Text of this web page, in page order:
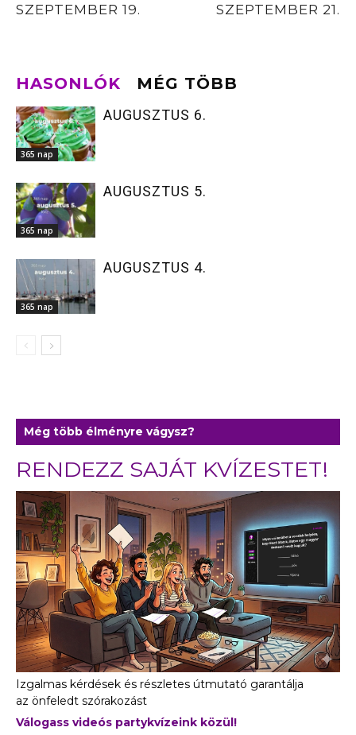
SZEPTEMBER 19. SZEPTEMBER 21.
HASONLÓK MÉG TÖBB
365 nap
AUGUSZTUS 6.
365 nap
AUGUSZTUS 5.
365 nap
AUGUSZTUS 4.
Még több élményre vágysz?
RENDEZZ SAJÁT KVÍZESTET!
Izgalmas kérdések és részletes útmutató garantálja
az önfeledt szórakozást
Válogass videós partykvízeink közül!